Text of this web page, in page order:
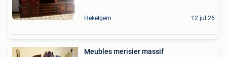
Hekelgem 12 jul 26
Meubles merisier massif